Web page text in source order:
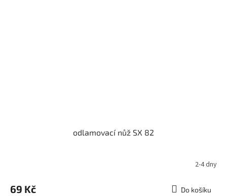
odlamovací nůž SX 82
2-4 dny
69 Kč Do košíku